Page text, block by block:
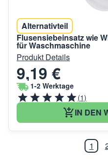
Alternativteil
Flusensiebeinsatz wie
für Waschmaschine
Produkt Details
9,19 €
1-2 Werktage
(1)
IN DEN
1